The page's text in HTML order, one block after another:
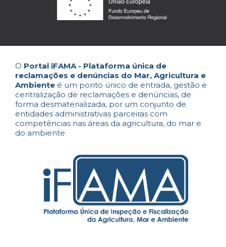
O Portal iFAMA - Plataforma única de
reclamações e denúncias do Mar, Agricultura e
Ambiente é um ponto único de entrada, gestão e
centralização de reclamações e denúncias, de
forma desmaterializada, por um conjunto de
entidades administrativas parceiras com
competências nas áreas da agricultura, do mar e
do ambiente